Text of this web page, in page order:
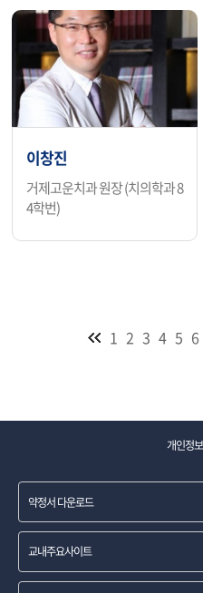
이창진
거제고운치과 원장 (치의학과 8
4학번)
1 2 3 4 5 6
개인정
약정서 다운로드